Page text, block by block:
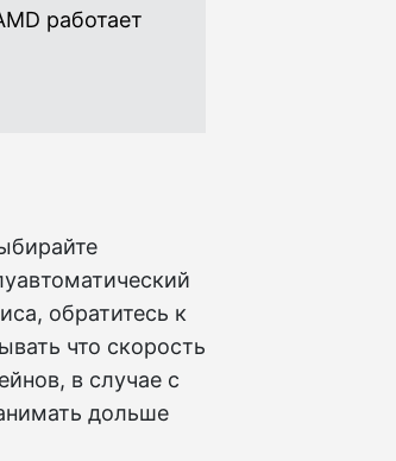
работает
обратитесь к
что скорость
в случае с
дольше